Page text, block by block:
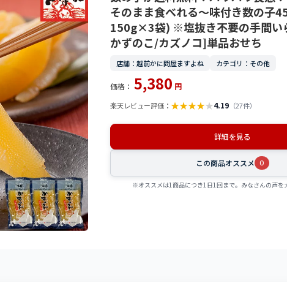
そのまま食べれる〜味付き数の子
150g×3袋) ※塩抜き不要の手間い
かずのこ/カズノコ]単品おせち
店舗：越前かに問屋ますよね カテゴリ：その他
価格： 5,380 円
楽天レビュー評価： ★★★★★4.19 （27件）
詳細を見る
この商品オススメ 0
※オススメは1商品につき1日1回まで。みなさんの声を